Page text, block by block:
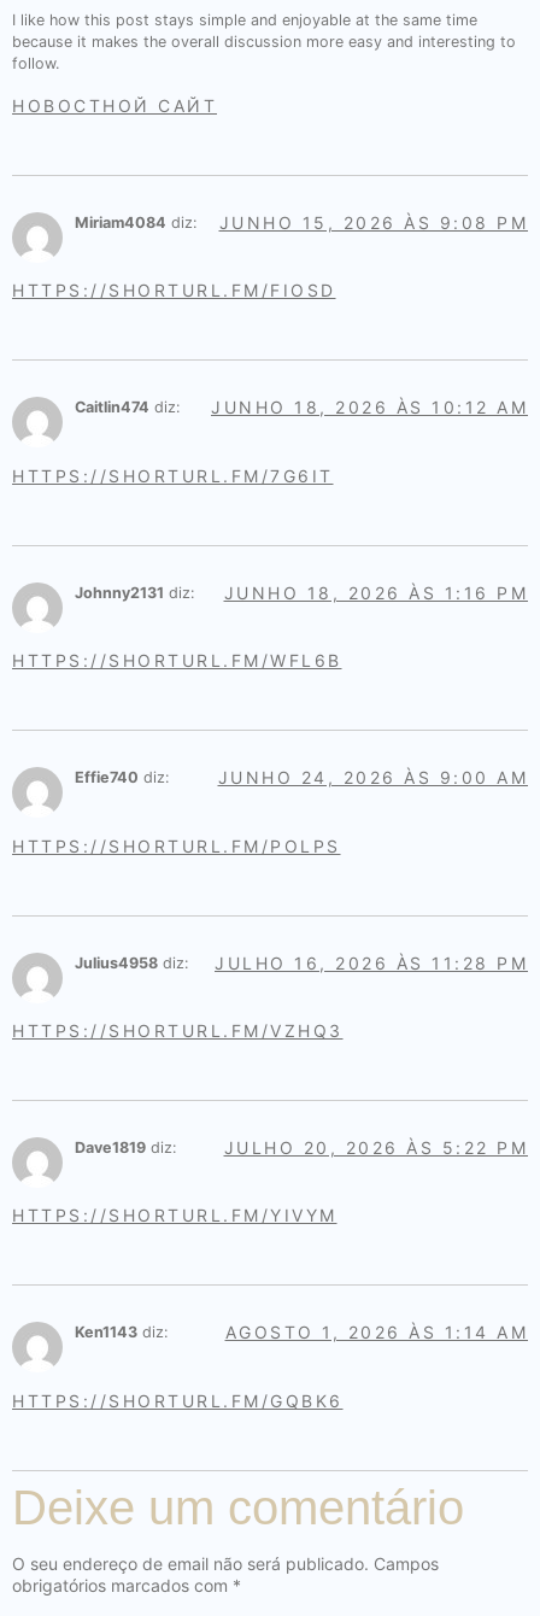
I like how this post stays simple and enjoyable at the same time
because it makes the overall discussion more easy and interesting to
follow.
НОВОСТНОЙ САЙТ
Miriam4084 diz: JUNHO 15, 2026 ÀS 9:08 PM
HTTPS://SHORTURL.FM/FIOSD
Caitlin474 diz: JUNHO 18, 2026 ÀS 10:12 AM
HTTPS://SHORTURL.FM/7G6IT
Johnny2131 diz: JUNHO 18, 2026 ÀS 1:16 PM
HTTPS://SHORTURL.FM/WFL6B
Effie740 diz: JUNHO 24, 2026 ÀS 9:00 AM
HTTPS://SHORTURL.FM/POLPS
Julius4958 diz: JULHO 16, 2026 ÀS 11:28 PM
HTTPS://SHORTURL.FM/VZHQ3
Dave1819 diz: JULHO 20, 2026 ÀS 5:22 PM
HTTPS://SHORTURL.FM/YIVYM
Ken1143 diz: AGOSTO 1, 2026 ÀS 1:14 AM
HTTPS://SHORTURL.FM/GQBK6
Deixe um comentário
O seu endereço de email não será publicado. Campos
obrigatórios marcados com *